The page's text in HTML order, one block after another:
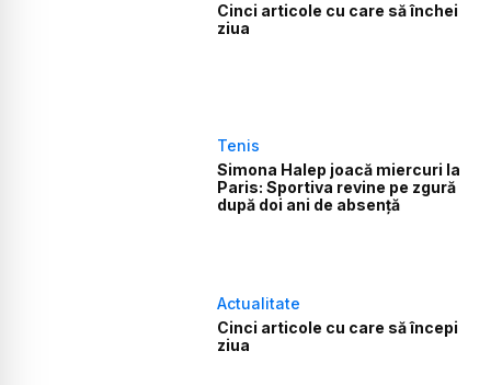
Cinci articole cu care să închei
ziua
Tenis
Simona Halep joacă miercuri la
Paris: Sportiva revine pe zgură
după doi ani de absență
Actualitate
Cinci articole cu care să începi
ziua